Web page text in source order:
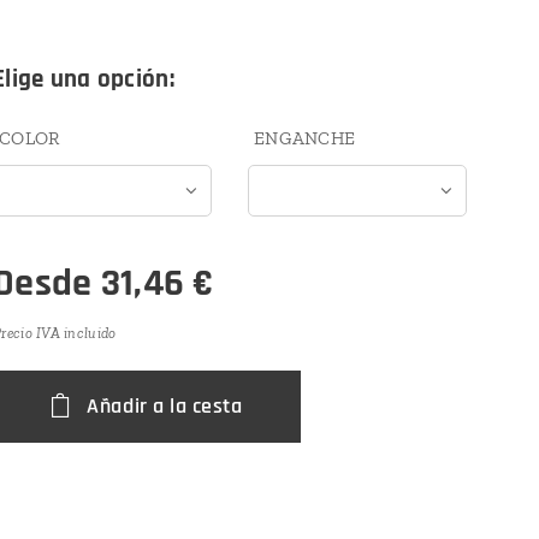
una opción:
COLOR ENGANCHE
31,46€
IVA incluido
Añadir a la cesta